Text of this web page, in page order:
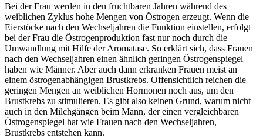
Bei der Frau werden in den fruchtbaren Jahren während des
weiblichen Zyklus hohe Mengen von Östrogen erzeugt. Wenn die
Eierstöcke nach den Wechseljahren die Funktion einstellen, erfolgt
bei der Frau die Östrogenproduktion fast nur noch durch die
Umwandlung mit Hilfe der Aromatase. So erklärt sich, dass Frauen
nach den Wechseljahren einen ähnlich geringen Östrogenspiegel
haben wie Männer. Aber auch dann erkranken Frauen meist an
einem östrogenabhängigen Brustkrebs. Offensichtlich reichen die
geringen Mengen an weiblichen Hormonen noch aus, um den
Brustkrebs zu stimulieren. Es gibt also keinen Grund, warum nicht
auch in den Milchgängen beim Mann, der einen vergleichbaren
Östrogenspiegel hat wie Frauen nach den Wechseljahren,
Brustkrebs entstehen kann.